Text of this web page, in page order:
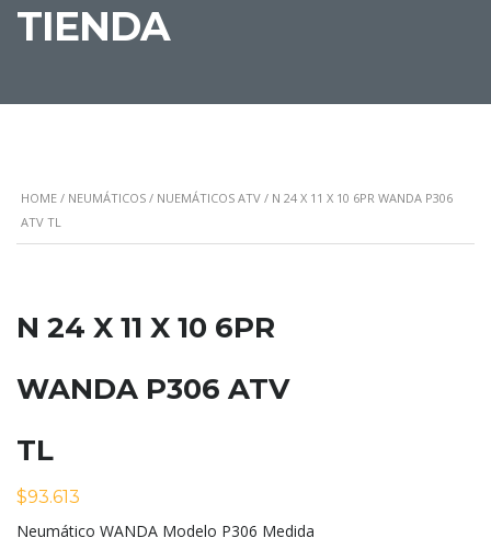
TIENDA
HOME / NEUMÁTICOS / NUEMÁTICOS ATV / N 24 X 11 X 10 6PR WANDA P306
ATV TL
N 24 X 11 X 10 6PR
WANDA P306 ATV
TL
$93.613
Neumático WANDA Modelo P306 Medida